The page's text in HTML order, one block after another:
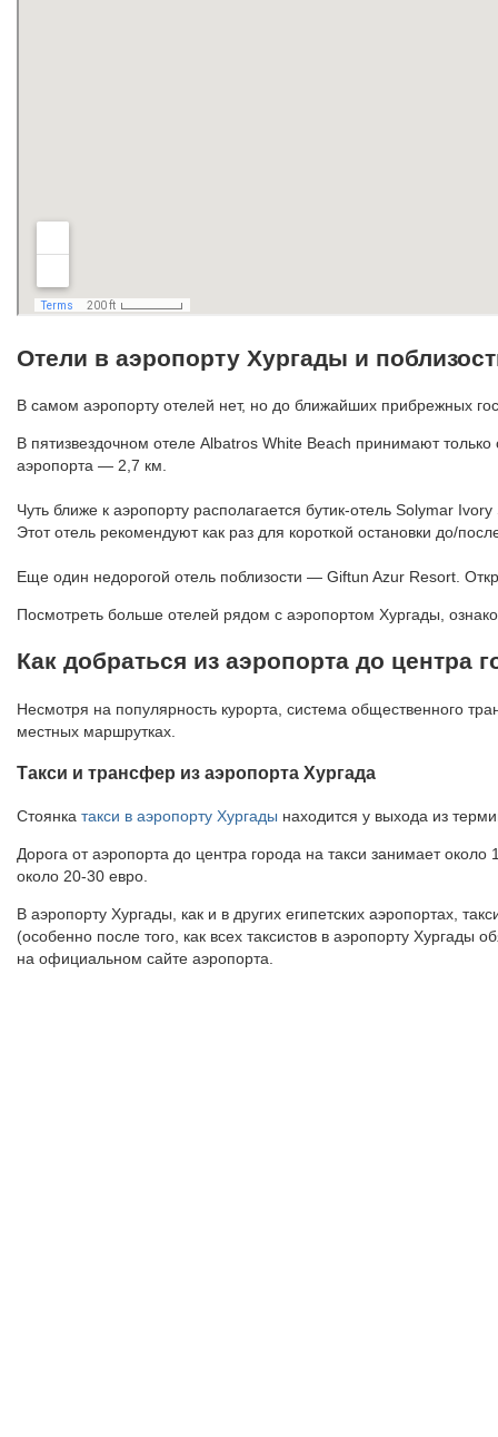
Отели в аэропорту Хургады и
В самом аэропорту отелей нет, но до ближайших прибрежных
В пятизвездочном отеле Albatros White Beach принимают
аэропорта — 2,7 км.
Чуть ближе к аэропорту располагается бутик-отель Solymar
Этот отель рекомендуют как раз для короткой остановки до/
Еще один недорогой отель поблизости — Giftun Azur Resort.
Посмотреть больше отелей рядом с аэропортом Хургады,
Как добраться из аэропорта до центра
Несмотря на популярность курорта, система общественного
местных маршрутках.
Такси и трансфер из аэропорта Хургада
Стоянка такси в аэропорту Хургады находится у выхода из
Дорога от аэропорта до центра города на такси занимает
около 20-30 евро.
В аэропорту Хургады, как и в других египетских аэропортах,
(особенно после того, как всех таксистов в аэропорту
на официальном сайте аэропорта.